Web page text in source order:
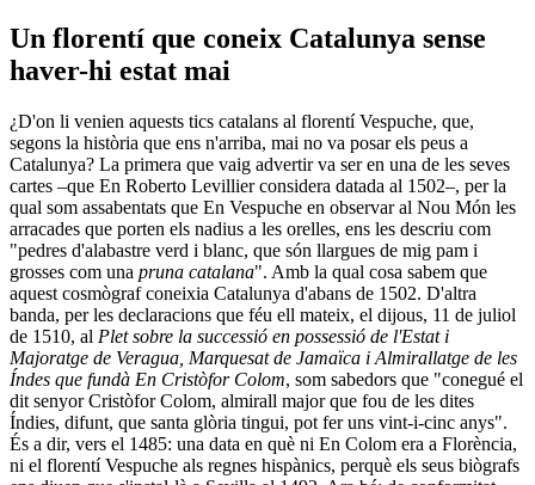
Un florentí que coneix Catalunya sense
haver-hi estat mai
¿D'on li venien aquests tics catalans al florentí Vespuche, que,
segons la història que ens n'arriba, mai no va posar els peus a
Catalunya? La primera que vaig advertir va ser en una de les seves
cartes –que En Roberto Levillier considera datada al 1502–, per la
qual som assabentats que En Vespuche en observar al Nou Món les
arracades que porten els nadius a les orelles, ens les descriu com
"pedres d'alabastre verd i blanc, que són llargues de mig pam i
grosses com una pruna catalana". Amb la qual cosa sabem que
aquest cosmògraf coneixia Catalunya d'abans de 1502. D'altra
banda, per les declaracions que féu ell mateix, el dijous, 11 de juliol
de 1510, al Plet sobre la successió en possessió de l'Estat i
Majoratge de Veragua, Marquesat de Jamaïca i Almirallatge de les
Índes que fundà En Cristòfor Colom, som sabedors que "conegué el
dit senyor Cristòfor Colom, almirall major que fou de les dites
Índies, difunt, que santa glòria tingui, pot fer uns vint-i-cinc anys".
És a dir, vers el 1485: una data en què ni En Colom era a Florència,
ni el florentí Vespuche als regnes hispànics, perquè els seus biògrafs